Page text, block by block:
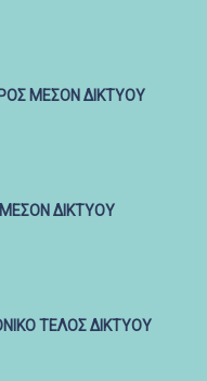
ΜΕΣΟΝ ΔΙΚΤΥΟΥ
ΔΙΚΤΥΟΥ
ΤΕΛΟΣ ΔΙΚΤΥΟΥ